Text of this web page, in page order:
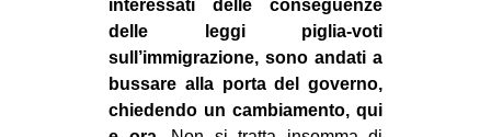
interessati delle conseguenze
delle leggi piglia-voti
sull’immigrazione, sono andati a
bussare alla porta del governo,
chiedendo un cambiamento, qui